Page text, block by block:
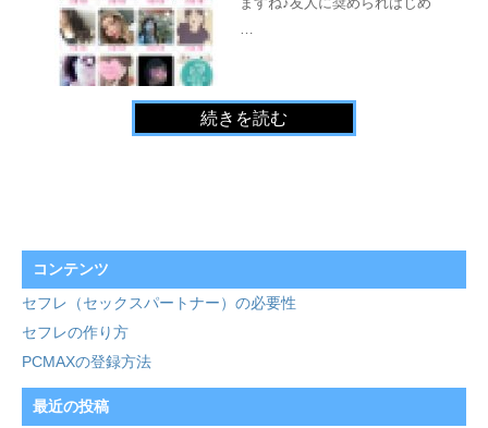
続きを読む
コンテンツ
セフレ（セックスパートナー）の必要性
セフレの作り方
PCMAXの登録方法
最近の投稿